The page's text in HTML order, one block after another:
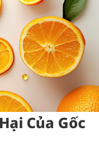
Của Gốc